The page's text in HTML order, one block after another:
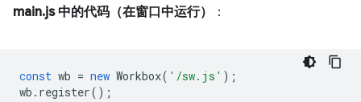
main.js 中的代码（在窗口中运行） ：
const wb = new Workbox( '/sw.js' );
wb . register();